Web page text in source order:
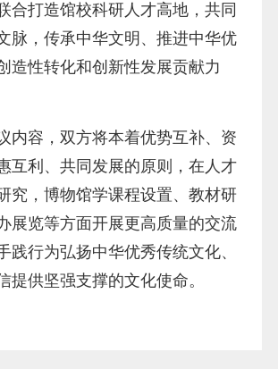
合打造馆校科研人才高地，共同
脉，传承中华文明、推进中华优
造性转化和创新性发展贡献力
内容，双方将本着优势互补、资
互利、共同发展的原则，在人才
究，博物馆学课程设置、教材研
展览等方面开展更高质量的交流
践行为弘扬中华优秀传统文化、
提供坚强支撑的文化使命。